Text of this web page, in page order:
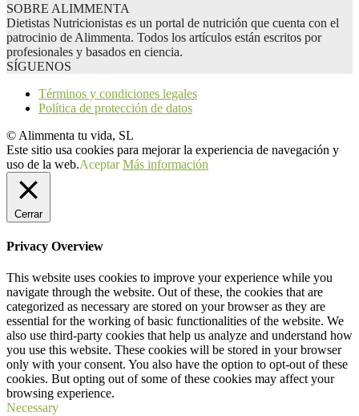
SOBRE ALIMMENTA
Dietistas Nutricionistas es un portal de nutrición que cuenta con el
patrocinio de Alimmenta. Todos los artículos están escritos por
profesionales y basados en ciencia.
SÍGUENOS
Términos y condiciones legales
Política de protección de datos
© Alimmenta tu vida, SL
Este sitio usa cookies para mejorar la experiencia de navegación y
uso de la web.Aceptar Más información
Cerrar
Privacy Overview
This website uses cookies to improve your experience while you
navigate through the website. Out of these, the cookies that are
categorized as necessary are stored on your browser as they are
essential for the working of basic functionalities of the website. We
also use third-party cookies that help us analyze and understand how
you use this website. These cookies will be stored in your browser
only with your consent. You also have the option to opt-out of these
cookies. But opting out of some of these cookies may affect your
browsing experience.
Necessary